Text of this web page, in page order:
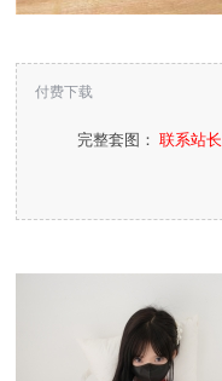
完整套图：联系站长
付费下载